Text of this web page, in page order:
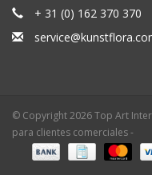
+ 31 (0) 162 370 370
© Copyright 2026 Top Art
para clientes comerciales -